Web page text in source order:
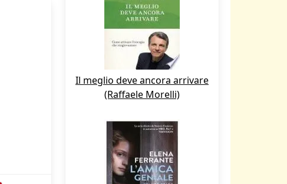
Il meglio deve ancora arrivare
(Raffaele Morelli)